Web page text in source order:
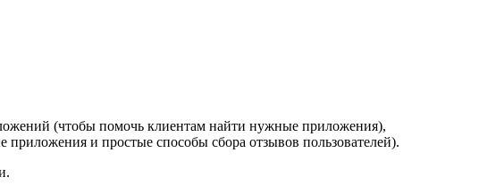
(чтобы помочь клиентам найти нужные приложения),
и простые способы сбора отзывов пользователей).